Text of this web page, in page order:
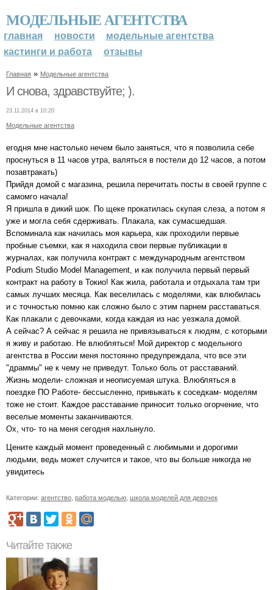
МОДЕЛЬНЫЕ АГЕНТСТВА
главная новости
модельные агентства
кастинги и работа
отзывы
Главная » Модельные агентства
И снова, здравствуйте; ).
23.11.2014 в 10:20
Модельные агентства
егодня мне настолько нечем было заняться, что я позволила себе
проснуться в 11 часов утра, валяться в постели до 12 часов, а потом
позавтракать)
Прийдя домой с магазина, решила перечитать посты в своей группе с
самомго начала!
Я пришла в дикий шок. По щеке прокатилась скупая слеза, а потом я
уже и могла себя сдерживать. Плакала, как сумасшедшая.
Вспоминала как начилась моя карьера, как проходили первые
пробные съемки, как я находила свои первые публикации в
журналах, как получила контракт с международным агентством
Podium Studio Model Management, и как получила первый первый
контракт на работу в Токио! Как жила, работала и отдыхала там три
самых лучших месяца. Как веселилась с моделями, как влюбилась
и с точностью помню как сложно было с этим парнем расставаться.
Как плакали с девочками, когда каждая из нас уезжала домой.
А сейчас? А сейчас я решила не привязываться к людям, с которыми
я живу и работаю. Не влюбляться! Мой директор с модельного
агентства в России меня постоянно предупреждала, что все эти
"драммы" не к чему не приведут. Только боль от расставаний.
Жизнь модели- сложная и неописуемая штука. Влюбляться в
поездке ПО Работе- бессысленно, привыкать к соседкам- моделям
тоже не стоит. Каждое расставание приносит только огорчение, что
веселые моменты заканчиваются.
Ох, что- то на меня сегодня нахлынуло.
Цените каждый момент проведенный с любимыми и дорогими
людьми, ведь может случится и такое, что вы больше никогда не
увидитесь
Категории: агентство работа моделью школа моделей для девочек
Читайте также